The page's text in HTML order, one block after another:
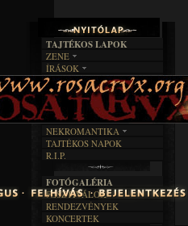
TAJTÉKOS LAPOK
ZENE
EGYÜTTESEK
INTERJÚK
FORDÍTÁSOK
DALSZÖVEGEK
ÍRÁSOK
IRODALOM
FILM
MŰVÉSZET
ÍRÁSTÖRTÉNET
BOSZORKÁNYKONYHA
FEKETE HUMOR
KÉPES
SZÖVEGES
RENDEZVÉNYEK
NEKROMANTIKA
AKTUÁLIS
A MÚLT
TAJTÉKOS NAPOK
R.I.P.
FOTÓGALÉRIA
FESZTIVÁLOK
RENDEZVÉNYEK
KONCERTEK